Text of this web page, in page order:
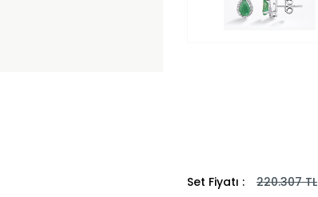
Set Fiyatı :
220.307TL